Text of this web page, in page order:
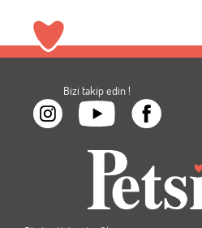
Bizi takip edin !